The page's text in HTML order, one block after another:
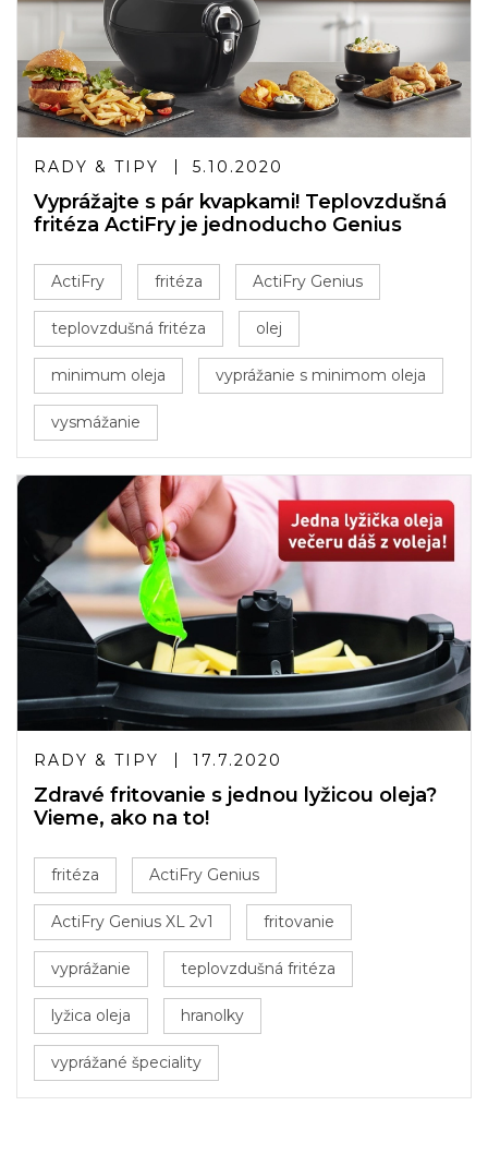
RADY & TIPY 5.10.2020
Vyprážajte s pár kvapkami! Teplovzdušná
fritéza ActiFry je jednoducho Genius
ActiFry fritéza ActiFry Genius
teplovzdušná fritéza olej
minimum oleja vyprážanie s minimom oleja
vysmážanie
RADY & TIPY 17.7.2020
Zdravé fritovanie s jednou lyžicou oleja?
Vieme, ako na to!
fritéza ActiFry Genius
ActiFry Genius XL 2v1 fritovanie
vyprážanie teplovzdušná fritéza
lyžica oleja hranolky
vyprážané špeciality